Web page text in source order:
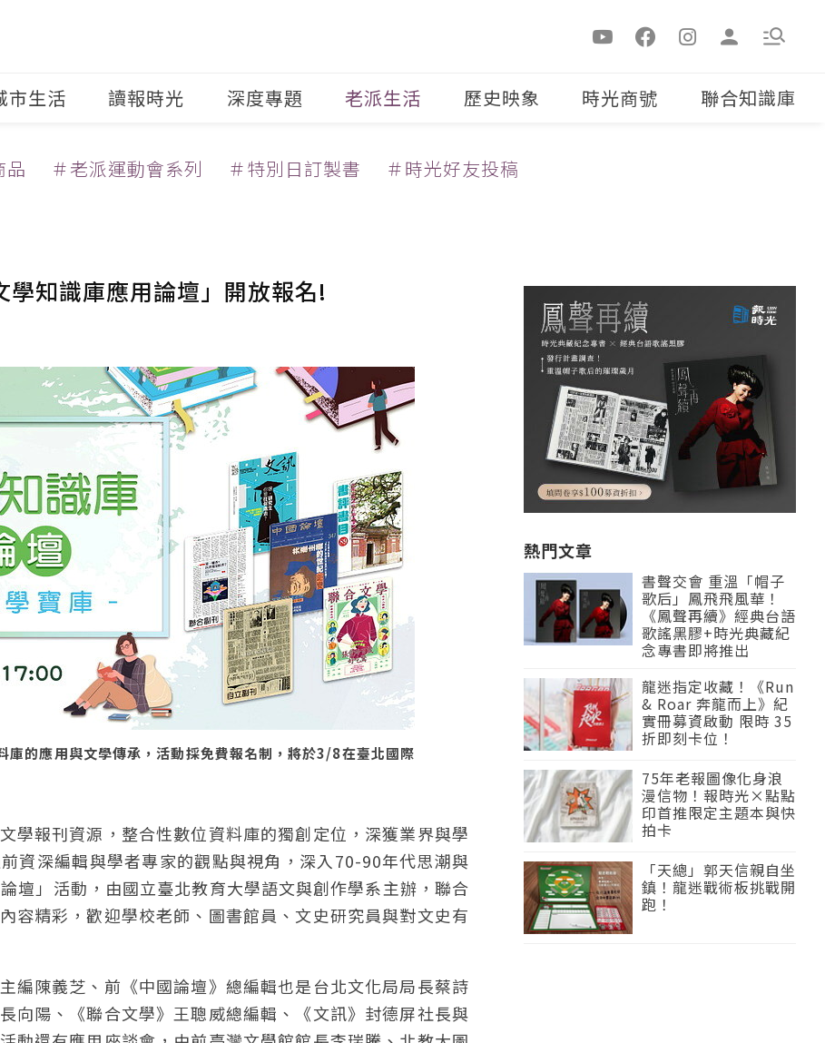
市生活 讀報時光 深度專題 老派生活 歷史映象 時光商號 聯合知識庫
品 ＃老派運動會系列 ＃特別日訂製書 ＃時光好友投稿
知識庫應用論壇」開放報名!
庫的應用與文學傳承，活動採免費報名制，將於3/8在臺北國際
學報刊資源，整合性數位資料庫的獨創定位，深獲業界與學
資深編輯與學者專家的觀點與視角，深入70-90年代思潮與
壇」活動，由國立臺北教育大學語文與創作學系主辦，聯合
容精彩，歡迎學校老師、圖書館員、文史研究員與對文史有
編陳義芝、前《中國論壇》總編輯也是台北文化局局長蔡詩
向陽、《聯合文學》王聰威總編輯、《文訊》封德屏社長與
熱門文章
書聲交會 重溫「帽子
歌后」鳳飛飛風華！
《鳳聲再續》經典台語
歌謠黑膠+時光典藏紀
念專書即將推出
龍迷指定收藏！《Run
& Roar 奔龍而上》紀
實冊募資啟動 限時 35
折即刻卡位！
75年老報圖像化身浪
漫信物！報時光×點點
印首推限定主題本與快
拍卡
「天總」郭天信親自坐
鎮！龍迷戰術板挑戰開
跑！